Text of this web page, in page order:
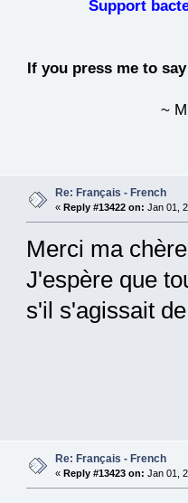
Support
If you press me to
~
Re: Français - French
« Reply #13422 on: Jan 01,
Merci ma
J'espère que
s'il s'agissait
Re: Français - French
« Reply #13423 on: Jan 01,